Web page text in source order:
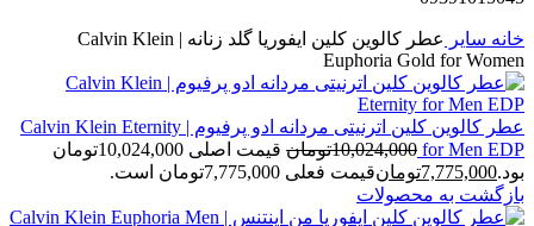
خانه سایر
عطر کالوین کلین ایفوریا گلد زنانه | Calvin Klein
Euphoria Gold for Women
عطر کالوین کلین اترنیتی مردانه ادو پرفیوم | Calvin Klein Eternity
for Men EDP
10,024,000تومان
قیمت اصلی 10,024,000تومان
بود.7,775,000تومانقیمت فعلی 7,775,000تومان است.
بازگشت به محصولات